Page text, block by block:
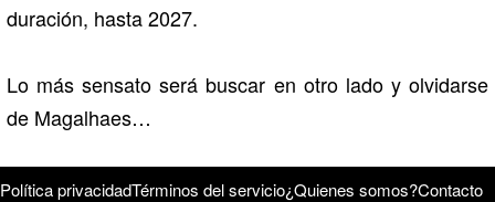
duración, hasta 2027.
Lo más sensato será buscar en otro lado y olvidarse
de Magalhaes…
Política privacidadTérminos del servicio¿Quienes somos?Contacto